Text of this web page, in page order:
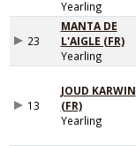
Yearling
23
MANTA DE
L'AIGLE (FR)
Yearling
13
JOUD KARWIN
(FR)
Yearling